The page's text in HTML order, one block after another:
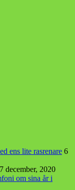
ens lite rasrenare 6
december, 2020
om sina år i